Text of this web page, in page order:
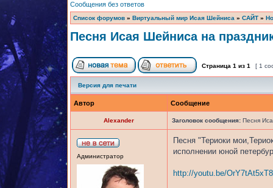
Сообщения без ответов
Список форумов » Виртуальный мир Исая Шейниса » САЙТ »
Песня Исая Шейниса на
Страница 1 из 1 [ 1
Версия для печати
Автор Сообщение
Alexander Заголовок сообщения: Песня
Администратор
Песня "Териоки
исполнении юной
http://youtu.be/OrY7tAt5xT8